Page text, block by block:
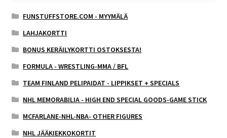
FUNSTUFFSTORE.COM - MYYMÄLÄ
LAHJAKORTTI
BONUS KERÄILYKORTTI OSTOKSESTA!
FORMULA - WRESTLING-MMA / BFL
TEAM FINLAND PELIPAIDAT - LIPPIKSET + SPECIALS
NHL MEMORABILIA - HIGH END SPECIAL GOODS-GAME STICK
MCFARLANE-NHL-NBA- OTHER FIGURES
NHL JÄÄKIEKKOKORTIT